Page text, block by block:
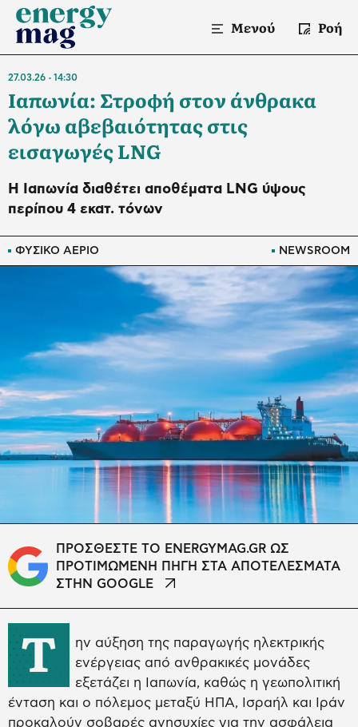
Μενού Ροή
ΦΥΣΙΚΟ ΑΕΡΙΟ NEWSROOM
27.03.26 14:30
Ιαπωνία: Στροφή στον άνθρακα
λόγω αβεβαιότητας στις
εισαγωγές LNG
H Ιαπωνία διαθέτει αποθέματα LNG ύψους
περίπου 4 εκατ. τόνων
ΠΡΟΣΘΕΣΤΕ ΤΟ ENERGYMAG.GR ΩΣ
ΠΡΟΤΙΜΩΜΕΝΗ ΠΗΓΗ ΣΤΑ ΑΠΟΤΕΛΕΣΜΑΤΑ
ΣΤΗΝ GOOGLE
Τ
ην αύξηση της παραγωγής ηλεκτρικής
ενέργειας από ανθρακικές μονάδες
εξετάζει η Ιαπωνία, καθώς η γεωπολιτική
ένταση και ο πόλεμος μεταξύ ΗΠΑ, Ισραήλ και Ιράν
προκαλούν σοβαρές ανησυχίες για την ασφάλεια